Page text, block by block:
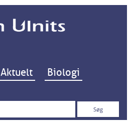
Hop til indhold
Aktuelt Biologi